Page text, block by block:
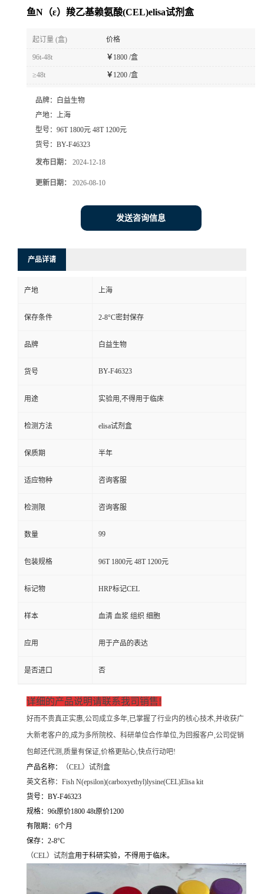
鱼N（ε）羧乙基赖氨酸(CEL)elisa试剂盒
起订量 (盒) 价格
96t-48t ￥ 1800 /盒
≥48t ￥ 1200 /盒
品牌：
白益生物
产地： 上海
型号： 96T 1800元 48T 1200元
货号： BY-F46323
发布日期： 2024-12-18
更新日期： 2026-08-10
发送咨询信息
产品详请
产地 上海
保存条件 2-8°C密封保存
品牌 白益生物
货号 BY-F46323
用途 实验用,不得用于临床
检测方法 elisa试剂盒
保质期 半年
适应物种 咨询客服
检测限 咨询客服
数量 99
包装规格 96T 1800元 48T 1200元
标记物 HRP标记CEL
样本 血清 血浆 组织 细胞
应用 用于产品的表达
是否进口 否
详细的产品说明请联系我司销售!
好而不贵真正实惠,公司成立多年,已掌握了行业内的核心技术,并收获广
大新老客户的,成为多所院校、科研单位合作单位,为回报客户,公司促销
包邮还代测,质量有保证,价格更贴心,快点行动吧!
产品名称：
（CEL）试剂盒
英文名称： Fish N(epsilon)(carboxyethyl)lysine(CEL)Elisa kit
货号：BY-F46323
规格：96t原价1800 48t原价1200
有限期：6个月
保存：2-8°C
（CEL）试剂盒用于科研实验，不得用于临床。